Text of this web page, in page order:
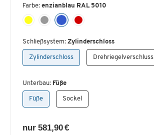
Farbe: enzianblau RAL 5010
Schließsystem: Zylinderschloss
Zylinderschloss Drehriegelverschluss
Unterbau: Füße
Füße Sockel
nur 581,90 €